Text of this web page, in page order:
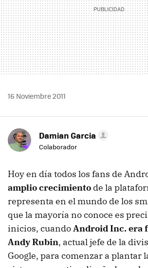
16 Noviembre 2011
Damian Garcia
Colaborador
Hoy en día todos los fans de
amplio crecimiento de la
representa en el mundo de los
que la mayoría no conoce es
inicios, cuandoAndroid Inc. era
Andy Rubin, actual jefe de la
Google, para comenzar a plantar